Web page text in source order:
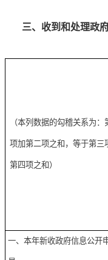
三、收到和处理政
（本列数据的勾稽关系为：
项加第二项之和，等于第三
第四项之和）
一、本年新收政府信息公开